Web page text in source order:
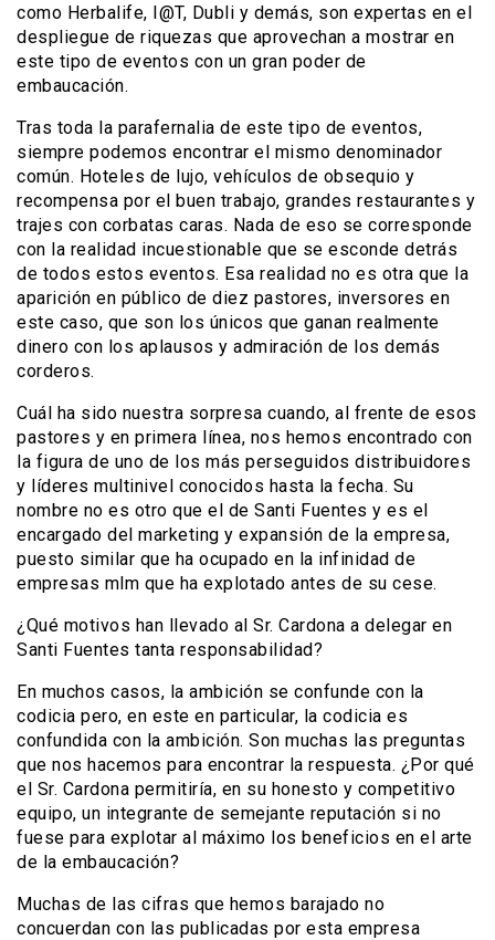
como Herbalife, I@T, Dubli y demás, son expertas en el
despliegue de riquezas que aprovechan a mostrar en
este tipo de eventos con un gran poder de
embaucación.
Tras toda la parafernalia de este tipo de eventos,
siempre podemos encontrar el mismo denominador
común. Hoteles de lujo, vehículos de obsequio y
recompensa por el buen trabajo, grandes restaurantes y
trajes con corbatas caras. Nada de eso se corresponde
con la realidad incuestionable que se esconde detrás
de todos estos eventos. Esa realidad no es otra que la
aparición en público de diez pastores, inversores en
este caso, que son los únicos que ganan realmente
dinero con los aplausos y admiración de los demás
corderos.
Cuál ha sido nuestra sorpresa cuando, al frente de esos
pastores y en primera línea, nos hemos encontrado con
la figura de uno de los más perseguidos distribuidores
y líderes multinivel conocidos hasta la fecha. Su
nombre no es otro que el de Santi Fuentes y es el
encargado del marketing y expansión de la empresa,
puesto similar que ha ocupado en la infinidad de
empresas mlm que ha explotado antes de su cese.
¿Qué motivos han llevado al Sr. Cardona a delegar en
Santi Fuentes tanta responsabilidad?
En muchos casos, la ambición se confunde con la
codicia pero, en este en particular, la codicia es
confundida con la ambición. Son muchas las preguntas
que nos hacemos para encontrar la respuesta. ¿Por qué
el Sr. Cardona permitiría, en su honesto y competitivo
equipo, un integrante de semejante reputación si no
fuese para explotar al máximo los beneficios en el arte
de la embaucación?
Muchas de las cifras que hemos barajado no
concuerdan con las publicadas por esta empresa